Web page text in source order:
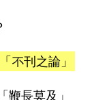
不刊之論」
鞭長莫及」